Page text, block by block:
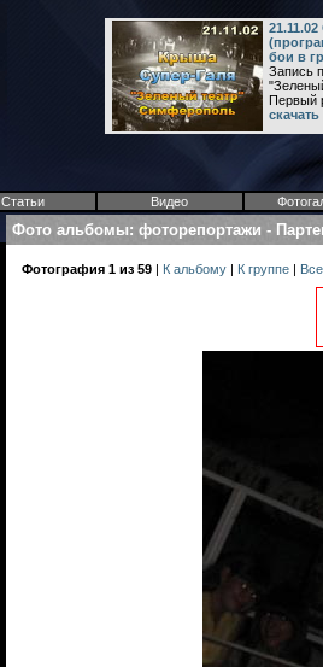
бои в
Запись
Первый
Статьи Видео
Фото альбомы: фоторепортажи -
Фотография 1 из 59 | К альбому | К группе |